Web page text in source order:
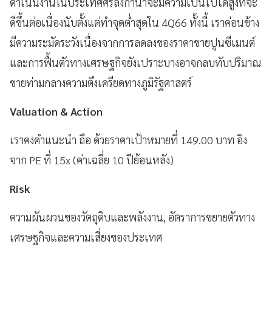
ดีขึ้นต่อเนื่องนับตั้งแต่ทำจุดต่ำสุดใน 4Q66 ทั้งนี้ เราค่อนข้าง
มีความระมัดระวังเนื่องจากการลดลงของราคาขายปูนซีเมนต์
และการฟื้นตัวทางเศรษฐกิจยังเปราะบางอาจกลบทับปริมาณ
ขายท่ามกลางความตึงเครียดทางภูมิรัฐศาสตร์
Valuation & Action
เราคงคำแนะนำ ถือ ด้วยราคาเป้าหมายที่ 149.00 บาท อิง
จาก PE ที่ 15x (ค่าเฉลี่ย 10 ปีย้อนหลัง)
Risk
ความผันผวนของวัตถุดิบและพลังงาน, อัตราการขยายตัวทาง
เศรษฐกิจและความเสี่ยงของประเทศ